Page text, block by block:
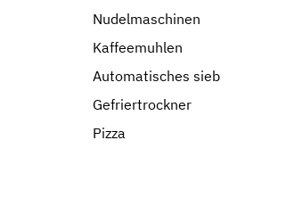
Nudelmaschinen
Kaffeemuhlen
Automatisches sieb
Gefriertrockner
Pizza